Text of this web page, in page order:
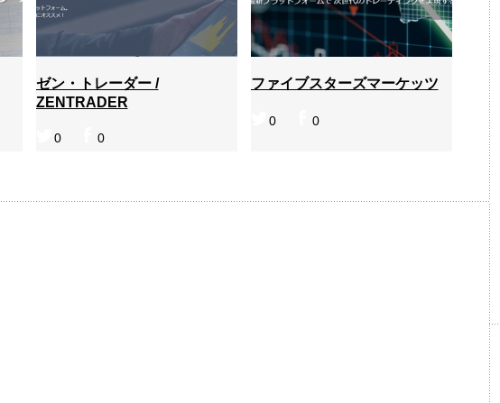
ゼン・トレーダー /
ZENTRADER
0 0
ファイブスターズマーケッツ
0 0